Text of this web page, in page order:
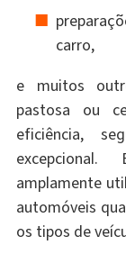
carro,
e muitos
pastosa ou
eficiência,
amplamente
automóveis
os tipos de